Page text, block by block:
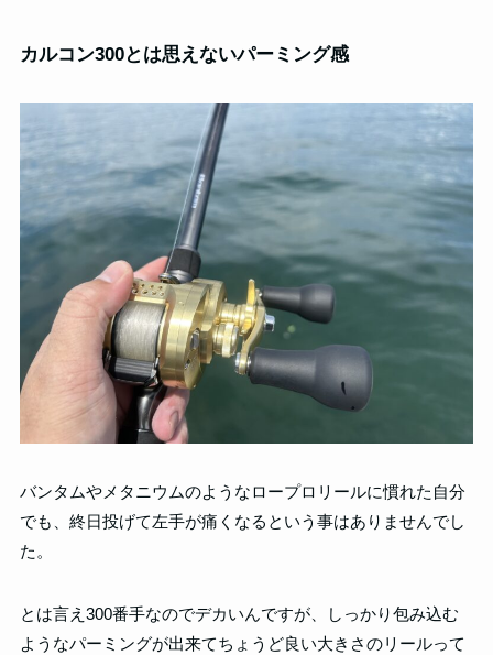
カルコン300とは思えないパーミング感
バンタムやメタニウムのようなロープロリールに慣れた自分
でも、終日投げて左手が痛くなるという事はありませんでし
た。
とは言え300番手なのでデカいんですが、しっかり包み込む
ようなパーミングが出来てちょうど良い大きさのリールって